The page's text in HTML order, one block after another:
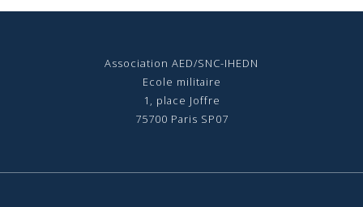
Association AED/SNC-IHEDN
Ecole militaire
1, place Joffre
75700 Paris SP07